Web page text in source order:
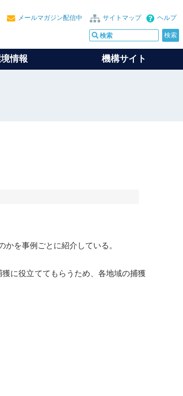
ヘルプ
サイトマップ
メールマガジン配信中
情報 機構サイト
を事例ごとに紹介している。
に役立ててもらうため、各地域の捕獲